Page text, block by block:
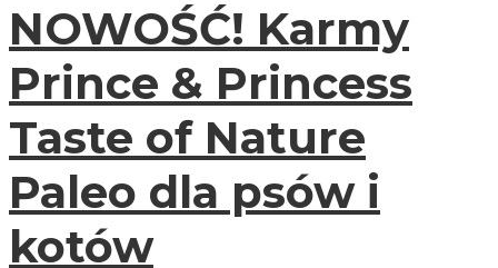
NOWOŚĆ! Karmy
Prince & Princess
Taste of Nature
Paleo dla psów i
kotów